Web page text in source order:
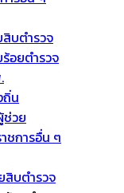
บตำรวจ
อยตำรวจ
น
วย
ชการอื่น ๆ
บตำรวจ